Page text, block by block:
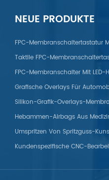
Zink/Titan/ABS/PP/PET/PC/PS/
NEUE PRODUKTE
Taktile FPC-
Silikon-Grafik-Overlays-
Umspritzen Von Spritzguss-